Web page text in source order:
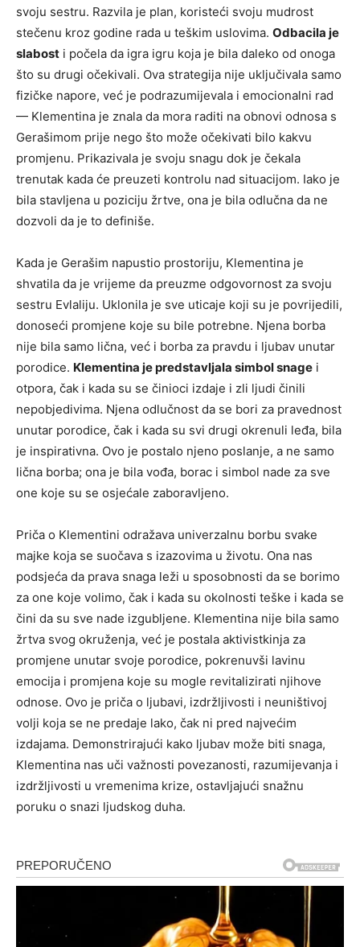
svoju sestru. Razvila je plan, koristeći svoju mudrost
stečenu kroz godine rada u teškim uslovima. Odbacila je
slabost i počela da igra igru koja je bila daleko od onoga
što su drugi očekivali. Ova strategija nije uključivala samo
fizičke napore, već je podrazumijevala i emocionalni rad
— Klementina je znala da mora raditi na obnovi odnosa s
Gerašimom prije nego što može očekivati bilo kakvu
promjenu. Prikazivala je svoju snagu dok je čekala
trenutak kada će preuzeti kontrolu nad situacijom. Iako je
bila stavljena u poziciju žrtve, ona je bila odlučna da ne
dozvoli da je to definiše.
Kada je Gerašim napustio prostoriju, Klementina je
shvatila da je vrijeme da preuzme odgovornost za svoju
sestru Evlaliju. Uklonila je sve uticaje koji su je povrijedili,
donoseći promjene koje su bile potrebne. Njena borba
nije bila samo lična, već i borba za pravdu i ljubav unutar
porodice. Klementina je predstavljala simbol snage i
otpora, čak i kada su se činioci izdaje i zli ljudi činili
nepobjedivima. Njena odlučnost da se bori za pravednost
unutar porodice, čak i kada su svi drugi okrenuli leđa, bila
je inspirativna. Ovo je postalo njeno poslanje, a ne samo
lična borba; ona je bila vođa, borac i simbol nade za sve
one koje su se osjećale zaboravljeno.
Priča o Klementini odražava univerzalnu borbu svake
majke koja se suočava s izazovima u životu. Ona nas
podsjeća da prava snaga leži u sposobnosti da se borimo
za one koje volimo, čak i kada su okolnosti teške i kada se
čini da su sve nade izgubljene. Klementina nije bila samo
žrtva svog okruženja, već je postala aktivistkinja za
promjene unutar svoje porodice, pokrenuvši lavinu
emocija i promjena koje su mogle revitalizirati njihove
odnose. Ovo je priča o ljubavi, izdržljivosti i neuništivoj
volji koja se ne predaje lako, čak ni pred najvećim
izdajama. Demonstrirajući kako ljubav može biti snaga,
Klementina nas uči važnosti povezanosti, razumijevanja i
izdržljivosti u vremenima krize, ostavljajući snažnu
poruku o snazi ljudskog duha.